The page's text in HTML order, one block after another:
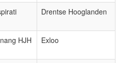
Drentse Hooglanden
HJH Exloo